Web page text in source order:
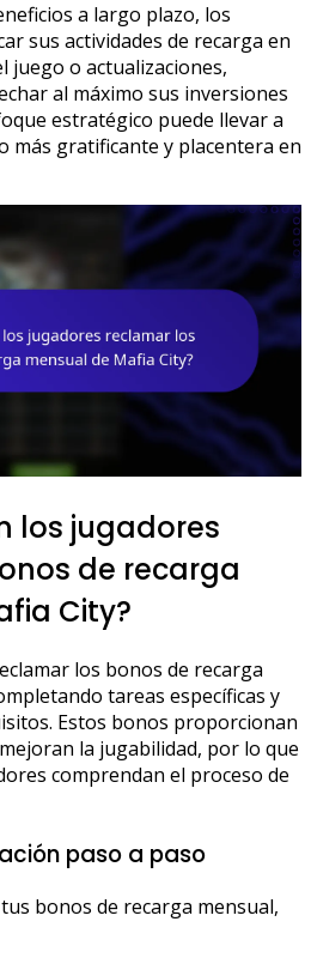
a largo plazo, los
sus actividades de recarga en
juego o actualizaciones,
al máximo sus inversiones
estratégico puede llevar a
más gratificante y placentera en
los jugadores
de recarga
City?
los bonos de recarga
tareas específicas y
Estos bonos proporcionan
la jugabilidad, por lo que
comprendan el proceso de
paso a paso
bonos de recarga mensual,